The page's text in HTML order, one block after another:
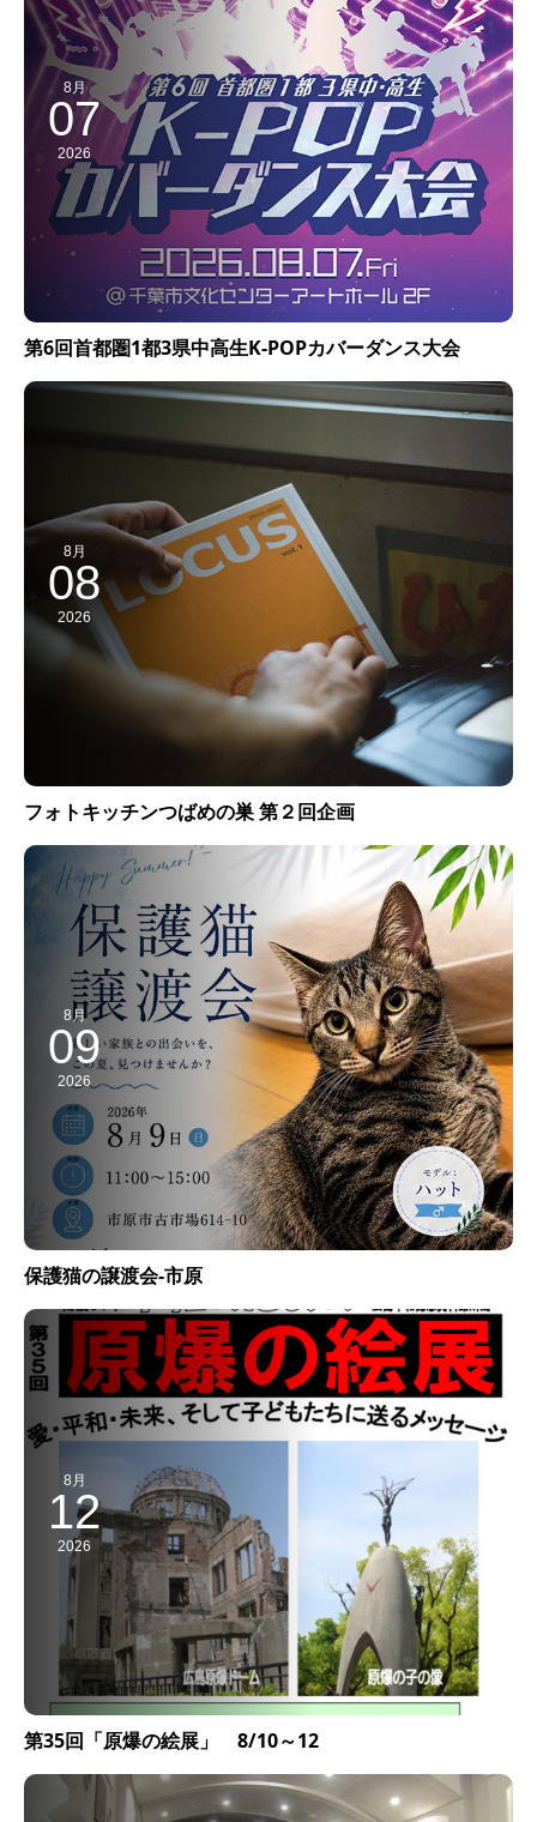
8月
07
2026
第6回首都圏1都3県中高生K-POPカバーダンス大会
8月
08
2026
フォトキッチンつばめの巣 第２回企画
8月
09
2026
保護猫の譲渡会-市原
8月
12
2026
第35回「原爆の絵展」 8/10～12